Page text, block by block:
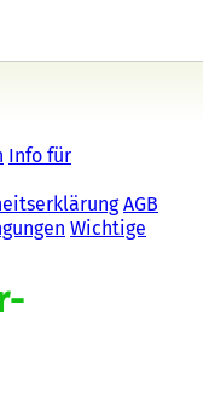
Info für
AGB
Wichtige